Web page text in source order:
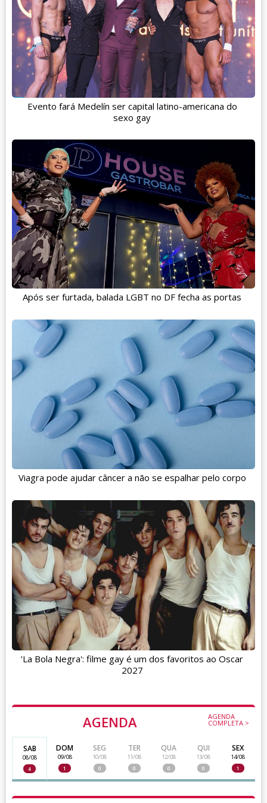
AGENDA AGENDA
COMPLETA >
SAB
08/08
4
DOM
09/08
1
SEG
10/08
0
TER
11/08
0
QUA
12/08
0
QUI
13/08
0
SEX
14/08
1
Evento fará Medelín ser capital latino-americana do
sexo gay
Após ser furtada, balada LGBT no DF fecha as portas
Viagra pode ajudar câncer a não se espalhar pelo corpo
'La Bola Negra': filme gay é um dos favoritos ao Oscar
2027